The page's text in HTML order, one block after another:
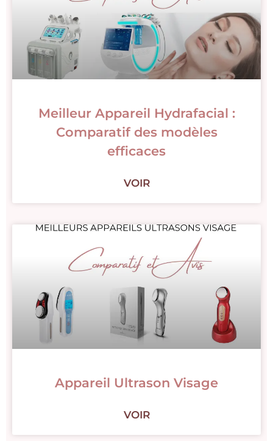
Meilleur Appareil Hydrafacial :
Comparatif des modèles
efficaces
VOIR
Appareil Ultrason Visage
VOIR